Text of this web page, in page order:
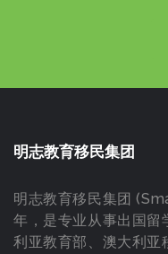
明志教育移民集团
明志教育移民集团
年，是专业从事出国留
利亚教育部、澳大利亚